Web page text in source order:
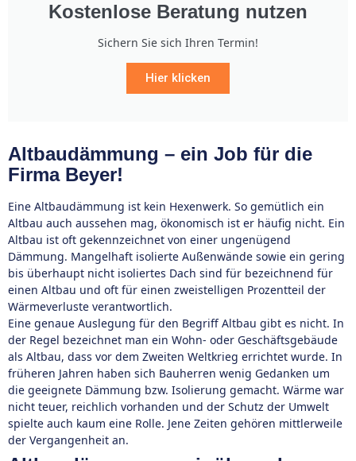
Kostenlose Beratung nutzen
Sichern Sie sich Ihren Termin!
Hier klicken
Altbaudämmung – ein Job für die
Firma Beyer!
Eine Altbaudämmung ist kein Hexenwerk. So gemütlich ein
Altbau auch aussehen mag, ökonomisch ist er häufig nicht. Ein
Altbau ist oft gekennzeichnet von einer ungenügend
Dämmung. Mangelhaft isolierte Außenwände sowie ein gering
bis überhaupt nicht isoliertes Dach sind für bezeichnend für
einen Altbau und oft für einen zweistelligen Prozentteil der
Wärmeverluste verantwortlich.
Eine genaue Auslegung für den Begriff Altbau gibt es nicht. In
der Regel bezeichnet man ein Wohn- oder Geschäftsgebäude
als Altbau, dass vor dem Zweiten Weltkrieg errichtet wurde. In
früheren Jahren haben sich Bauherren wenig Gedanken um
die geeignete Dämmung bzw. Isolierung gemacht. Wärme war
nicht teuer, reichlich vorhanden und der Schutz der Umwelt
spielte auch kaum eine Rolle. Jene Zeiten gehören mittlerweile
der Vergangenheit an.